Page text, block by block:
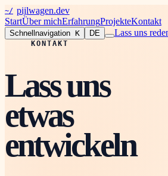
~/ pijlwagen.dev
StartÜber michErfahrungProjekteKontakt
Schnellnavigation K DE Lass uns
KONTAKT
Lass uns
etwas
entwickeln